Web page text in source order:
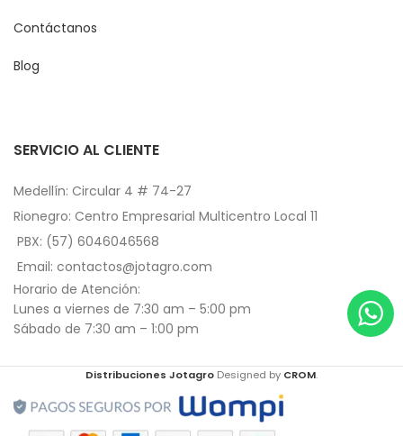
Contáctanos
Blog
SERVICIO AL CLIENTE
Medellín: Circular 4 # 74-27
Rionegro: Centro Empresarial Multicentro Local 11
PBX: (57) 6046046568
Email: contactos@jotagro.com
Horario de Atención:
Lunes a viernes de 7:30 am – 5:00 pm
Sábado de 7:30 am – 1:00 pm
Distribuciones Jotagro Designed by CROM.